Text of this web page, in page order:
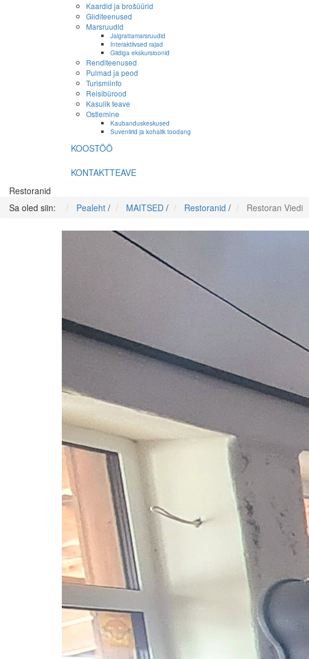
Kaardid ja brošüürid
Giiditeenused
Marsruudid
Jalgrattamarsruudid
Interaktiivsed rajad
Giidiga ekskursioonid
Renditeenused
Pulmad ja peod
Turismiinfo
Reisibürood
Kasulik teave
Ostlemine
Kaubanduskeskused
Suveniirid ja kohalik toodang
KOOSTÖÖ
KONTAKTTEAVE
Restoranid
Sa oled siin:
Pealeht / MAITSED / Restoranid / Restoran Viedi